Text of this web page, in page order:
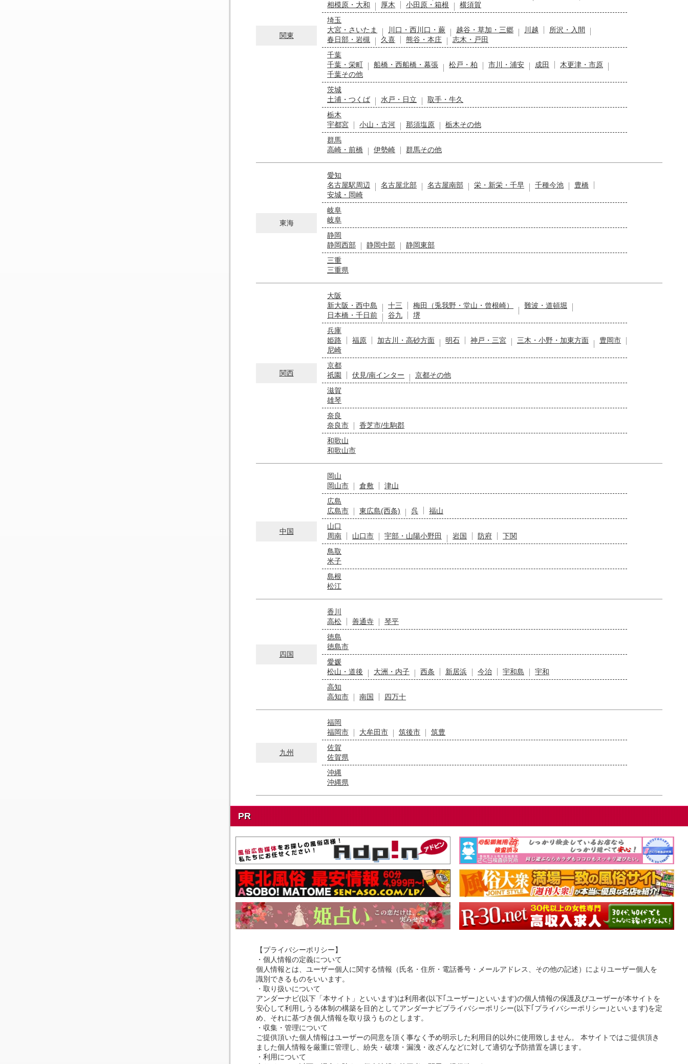
関東
相模原・大和
厚木 小田原・箱根
横須賀
埼玉
大宮・さいたま
川口・西川口・蕨 越谷・草加・三郷 川越
所沢・入間
春日部・岩槻
久喜 熊谷・本庄
志木・戸田
千葉
千葉・栄町
船橋・西船橋・幕張 松戸・柏 市川・浦安 成田
木更津・市原
千葉その他
茨城
土浦・つくば
水戸・日立
取手・牛久
栃木
宇都宮
小山・古河 那須塩原
栃木その他
群馬
高崎・前橋
伊勢崎 群馬その他
東海
愛知
名古屋駅周辺
名古屋北部 名古屋南部 栄・新栄・千早 千種今池
豊橋
安城・岡崎
岐阜
岐阜
静岡
静岡西部
静岡中部
静岡東部
三重
三重県
関西
大阪
新大阪・西中島
十三 梅田（兎我野・堂山・曾根崎）
難波・道頓堀
日本橋・千日前
谷九
堺
兵庫
姫路
福原 加古川・高砂方面 明石 神戸・三宮 三木・小野・加東方面
豊岡市
尼崎
京都
祇園
伏見/南インター
京都その他
滋賀
雄琴
奈良
奈良市
香芝市/生駒郡
和歌山
和歌山市
中国
岡山
岡山市
倉敷
津山
広島
広島市
東広島(西条) 呉
福山
山口
周南
山口市 宇部・山陽小野田 岩国 防府
下関
鳥取
米子
島根
松江
四国
香川
高松
善通寺
琴平
徳島
徳島市
愛媛
松山・道後
大洲・内子 西条 新居浜 今治 宇和島
宇和
高知
高知市
南国 四万十
九州
福岡
福岡市
大牟田市 筑後市
筑豊
佐賀
佐賀県
沖縄
沖縄県
PR
【プライバシーポリシー】
・個人情報の定義について
個人情報とは、ユーザー個人に関する情報（氏名・住所・電話番号・メールアドレス、その他の記述）によりユーザー個人を
識別できるものをいいます。
・取り扱いについて
アンダーナビ(以下「本サイト」といいます)は利用者(以下｢ユーザー｣といいます)の個人情報の保護及びユーザーが本サイトを
安心して利用しうる体制の構築を目的としてアンダーナビプライバシーポリシー(以下｢プライバシーポリシー｣といいます)を定
め、それに基づき個人情報を取り扱うものとします。
・収集・管理について
ご提供頂いた個人情報はユーザーの同意を頂く事なく予め明示した利用目的以外に使用致しません。 本サイトではご提供頂き
ました個人情報を厳重に管理し、紛失・破壊・漏洩・改ざんなどに対して適切な予防措置を講じます。
・利用について